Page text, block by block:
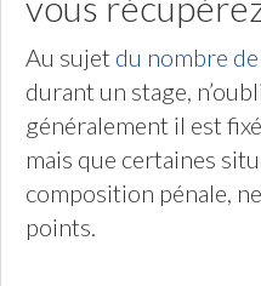
Au sujet du nombre
durant un stage,
généralement il est
mais que certaines
composition pénale,
points.